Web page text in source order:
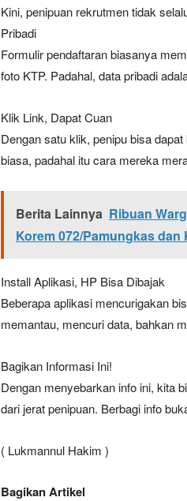
Kini, penipuan rekrutmen tidak
Pribadi
Formulir pendaftaran biasanya
foto KTP. Padahal, data pribadi
Klik Link, Dapat Cuan
Dengan satu klik, penipu bisa
biasa, padahal itu cara mereka
Berita Lainnya Ribuan
Korem 072/Pamungkas dan
Install Aplikasi, HP Bisa Dibajak
Beberapa aplikasi mencurigakan
memantau, mencuri data, bahkan
Bagikan Informasi Ini!
Dengan menyebarkan info ini, kita
dari jerat penipuan. Berbagi info
( Lukmannul Hakim )
Bagikan Artikel